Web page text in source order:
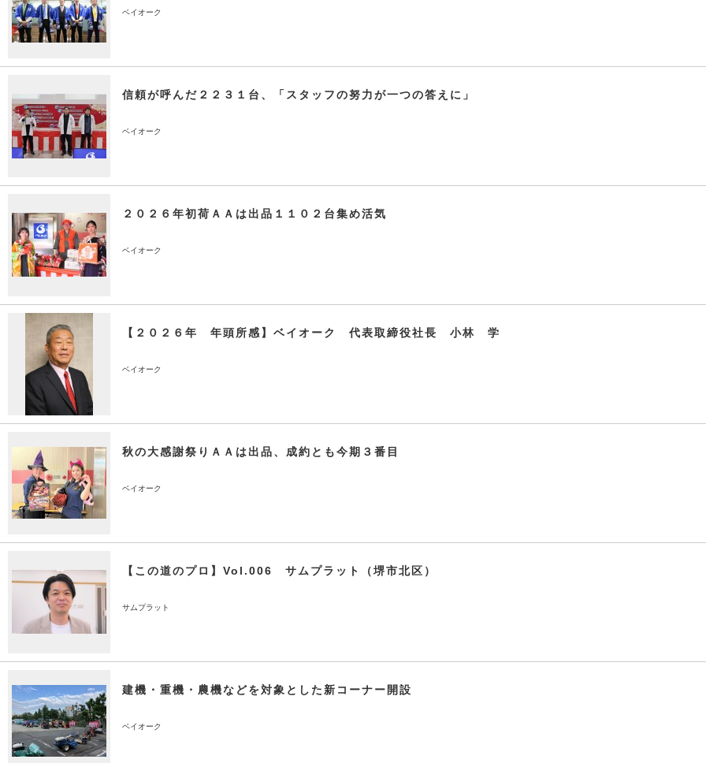
ベイオーク
信頼が呼んだ２２３１台、「スタッフの努力が一つの答えに」
ベイオーク
２０２６年初荷ＡＡは出品１１０２台集め活気
ベイオーク
【２０２６年 年頭所感】ベイオーク 代表取締役社長 小林 学
ベイオーク
秋の大感謝祭りＡＡは出品、成約とも今期３番目
ベイオーク
【この道のプロ】Vol.006 サムプラット（堺市北区）
サムプラット
建機・重機・農機などを対象とした新コーナー開設
ベイオーク